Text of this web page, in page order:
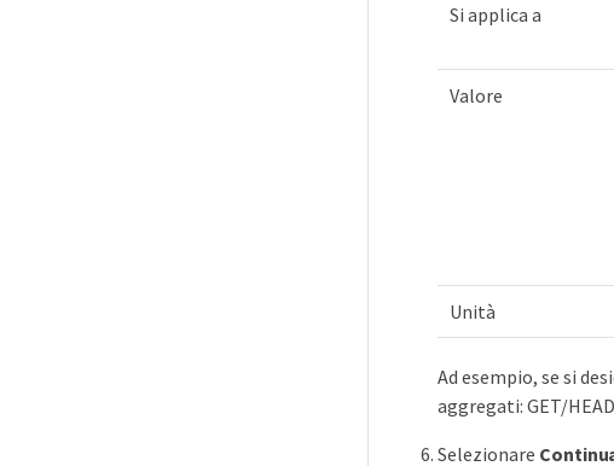
Si applica a
Valore
Unità
Ad esempio, se si
aggregati: GET/
Selezionare